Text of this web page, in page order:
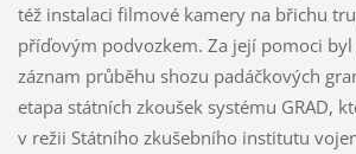
též instalaci filmové kamery na břichu
příďovým podvozkem. Za její pomoci
záznam průběhu shozu padáčkových
etapa státních zkoušek systému GRAD,
v režii Státního zkušebního institutu